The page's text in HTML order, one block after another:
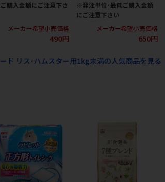
購入金額にご注意下さ
メーカー希望小売価格
490円
※発注単位･最低ご購入金額
にご注意下さい
メーカー希望小売価格
650円
ド リス･ハムスター用1kg未満の人気商品を見る